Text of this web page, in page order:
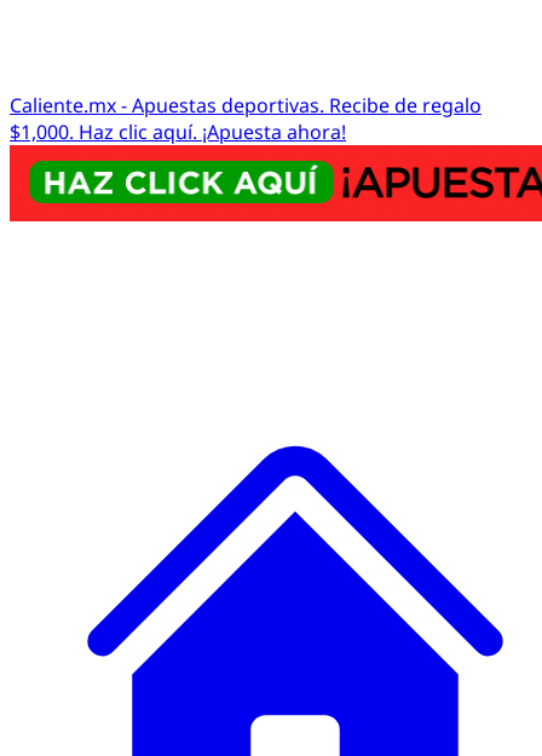
Caliente.mx - Apuestas deportivas. Recibe de regalo
$1,000. Haz clic aquí. ¡Apuesta ahora!